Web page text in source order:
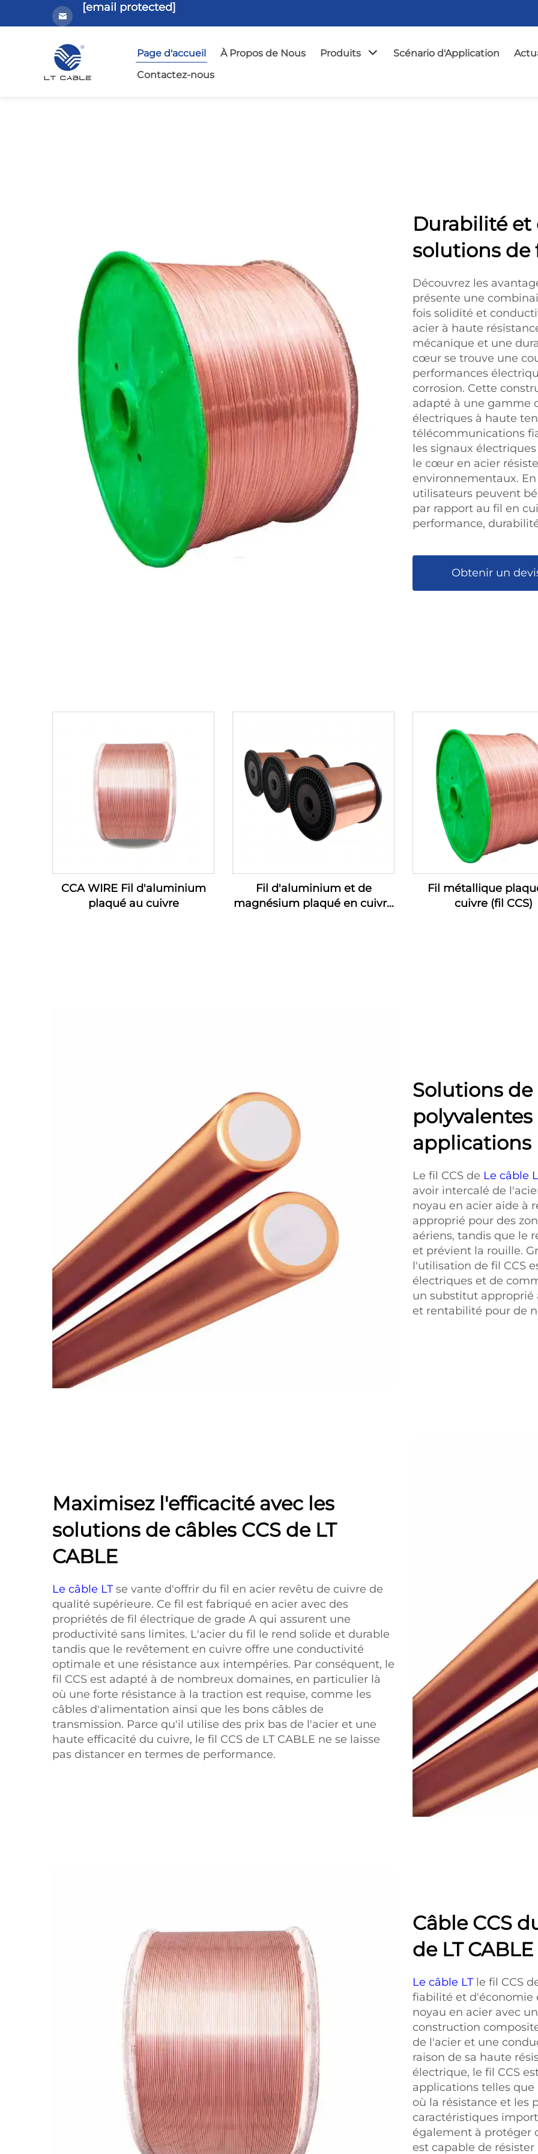
[email protected]
Page d'accueil À Propos de Nous Produits Scénario d'Application
Contactez-nous
Durabilité et
solutions de
Découvrez les
présente une
fois solidité et
acier à haute
mécanique et une
cœur se trouve une
performances
corrosion. Cette
adapté à une gamme
électriques à haute
télécommunications
les signaux
le cœur en acier
environnementaux. En
utilisateurs peuvent
par rapport au fil en
performance,
Obtenir un
CCA WIRE Fil d'aluminium
plaqué au cuivre
Fil d'aluminium et de
magnésium plaqué en cuivre
Fil métallique
cuivre (fil CCS)
Solutions de
applications
Le fil CCS de Le câble
avoir intercalé de
noyau en acier aide à
approprié pour des
aériens, tandis que le
et prévient la rouille.
l'utilisation de fil CCS
électriques et de
un substitut approprié
et rentabilité pour de
Maximisez l'efficacité avec les
solutions de câbles CCS de LT
CABLE
Le câble LTse vante d'offrir du fil en acier revêtu de cuivre de
qualité supérieure. Ce fil est fabriqué en acier avec des
propriétés de fil électrique de grade A qui assurent une
productivité sans limites. L'acier du fil le rend solide et durable
tandis que le revêtement en cuivre offre une conductivité
optimale et une résistance aux intempéries. Par conséquent, le
fil CCS est adapté à de nombreux domaines, en particulier là
où une forte résistance à la traction est requise, comme les
câbles d'alimentation ainsi que les bons câbles de
transmission. Parce qu'il utilise des prix bas de l'acier et une
haute efficacité du cuivre, le fil CCS de LT CABLE ne se laisse
pas distancer en termes de performance.
Câble CCS
de LT CABLE
Le câble LT le fil CCS
fiabilité et d'économie
noyau en acier avec
construction
de l'acier et une
raison de sa haute
électrique, le fil CCS
applications telles
où la résistance et les
caractéristiques
également à protéger
est capable de